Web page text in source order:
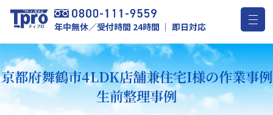
年中無休／受付時間 24時間 ｜ 即日対応
京都府舞鶴市4LDK店舗兼住宅I様の作業事例
生前整理事例